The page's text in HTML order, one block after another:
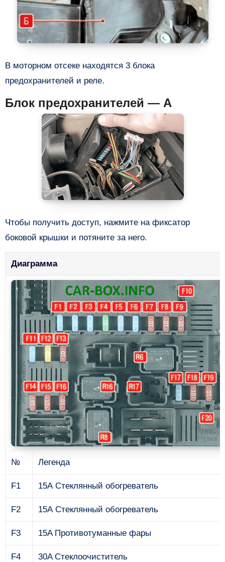
В моторном отсеке находятся 3 блока
предохранителей и реле.
Блок предохранителей — A
Чтобы получить доступ, нажмите на фиксатор
боковой крышки и потяните за него.
Диаграмма
№ Легенда
F1 15А Стеклянный обогреватель
F2 15А Стеклянный обогреватель
F3 15A Противотуманные фары
F4 30A Стеклоочиститель